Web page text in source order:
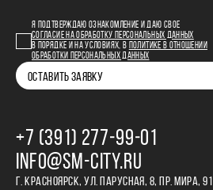
Я ПОДТВЕРЖДАЮ ОЗНАКОМЛЕНИЕ И ДАЮ СВОЕ
СОГЛАСИЕ НА ОБРАБОТКУ ПЕРСОНАЛЬНЫХ ДАННЫХ
В ПОРЯДКЕ И НА УСЛОВИЯХ, В
ПОЛИТИКЕ В ОТНОШЕНИИ
ОБРАБОТКИ ПЕРСОНАЛЬНЫХ ДАННЫХ
ОСТАВИТЬ ЗАЯВКУ
+7 (391) 277‒99‒01
INFO@SM-CITY.RU
Г. КРАСНОЯРСК, УЛ. ПАРУСНАЯ, 8, ПР. МИРА, 91